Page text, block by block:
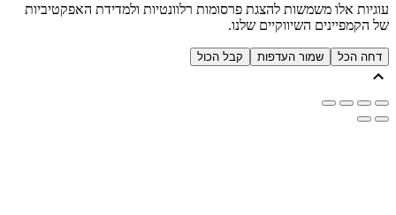
עוגיות אלו משמשות להצגת פרסומות רלוונטיות ולמדידת האפקטיביות
של הקמפיינים השיווקיים שלנו.
דחה הכל שמור העדפות קבל הכול